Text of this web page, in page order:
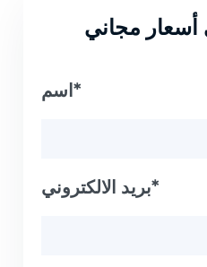
مجاني
اسم*
بريد الالكتروني*